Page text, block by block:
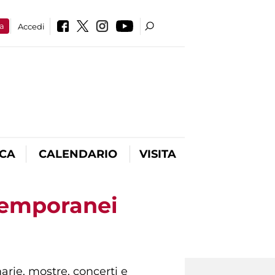
Accedi
CALENDARIO VISITA
mostre, concerti e